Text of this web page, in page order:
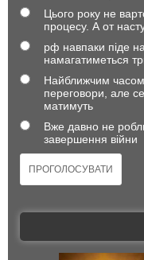
Цього року не
процесу. А от
рф навпаки піде
намагатиметься
Найближчим
переговори, але
матимуть
Вже давно не
завершення війни